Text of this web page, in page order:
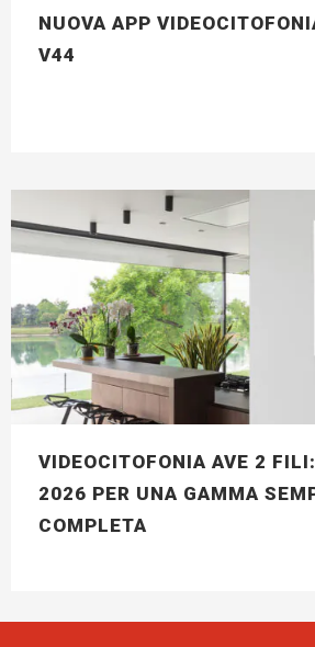
NUOVA APP
V44
VIDEOCITOFONIA AVE 2
2026 PER UNA GAMMA
COMPLETA